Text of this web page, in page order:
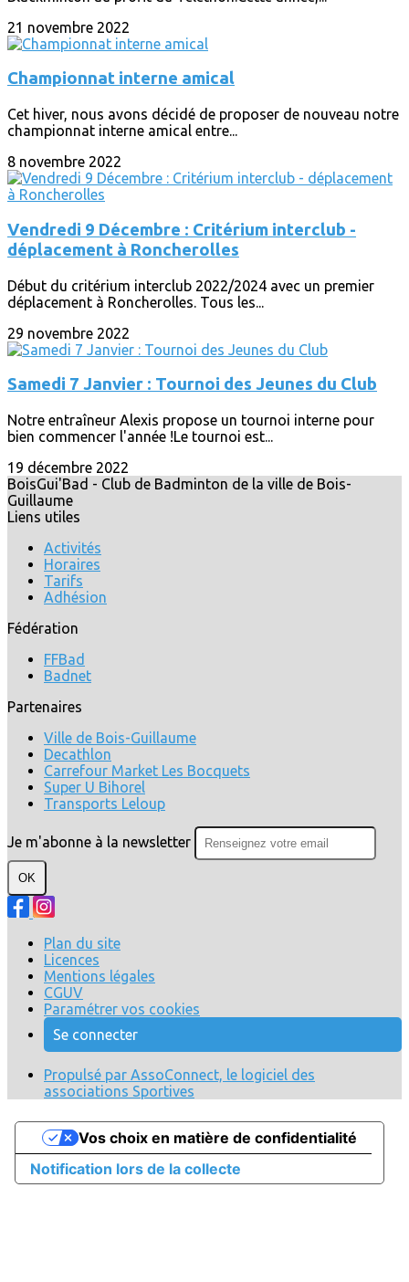
21 novembre 2022
Championnat interne amical
Cet hiver, nous avons décidé de proposer de nouveau notre
championnat interne amical entre...
8 novembre 2022
Vendredi 9 Décembre : Critérium interclub -
déplacement à Roncherolles
Début du critérium interclub 2022/2024 avec un premier
déplacement à Roncherolles. Tous les...
29 novembre 2022
Samedi 7 Janvier : Tournoi des Jeunes du Club
Notre entraîneur Alexis propose un tournoi interne pour
bien commencer l'année !Le tournoi est...
19 décembre 2022
BoisGui'Bad - Club de Badminton de la ville de Bois-
Guillaume
Liens utiles
Activités
Horaires
Tarifs
Adhésion
Fédération
FFBad
Badnet
Partenaires
Ville de Bois-Guillaume
Decathlon
Carrefour Market Les Bocquets
Super U Bihorel
Transports Leloup
Je m'abonne à la newsletter
OK
Plan du site
Licences
Mentions légales
CGUV
Paramétrer vos cookies
Se connecter
Propulsé par AssoConnect, le logiciel des
associations Sportives
Notification lors de la collecte
Vos choix en matière de confidentialité